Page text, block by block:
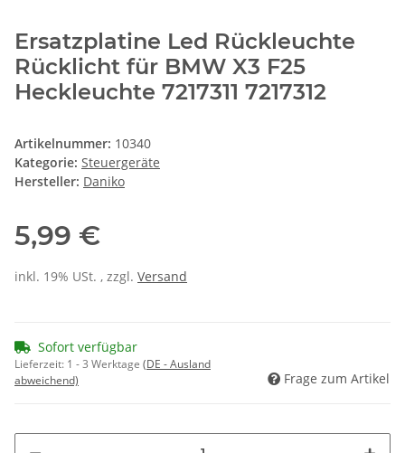
Ersatzplatine Led Rückleuchte
Rücklicht für BMW X3 F25
Heckleuchte 7217311 7217312
Artikelnummer: 10340
Kategorie: Steuergeräte
Hersteller: Daniko
5,99 €
inkl. 19% USt. , zzgl. Versand
Sofort verfügbar
Lieferzeit: 1 - 3 Werktage (DE - Ausland
abweichend)
Frage zum Artikel